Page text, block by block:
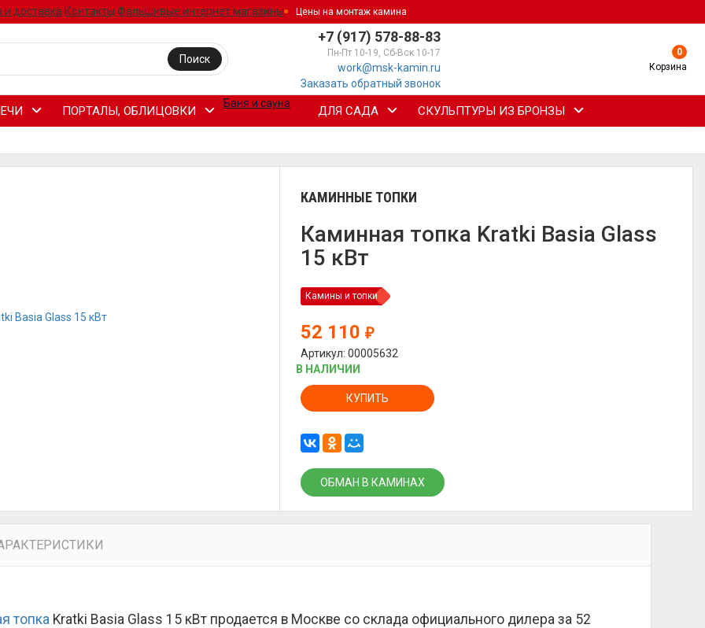
и доставка Контакты Фальшивые интернет магазины Цены на монтаж камина
+7 (917) 578-88-83
Пн-Пт 10-19, Сб-Вск 10-17
work@msk-kamin.ru
Заказать обратный звонок
Поиск
0
Корзина
ПОРТАЛЫ, ОБЛИЦОВКИ
Баня и сауна
ДЛЯ САДА СКУЛЬПТУРЫ ИЗ БРОНЗЫ
КАМИННЫЕ ТОПКИ
Каминная топка Kratki Basia Glass
15 кВт
Камины и топки
52 110₽
Артикул: 00005632
В НАЛИЧИИ
КУПИТЬ
ОБМАН В КАМИНАХ
топка Kratki Basia Glass 15 кВт продается в Москве со склада официального дилера за 52